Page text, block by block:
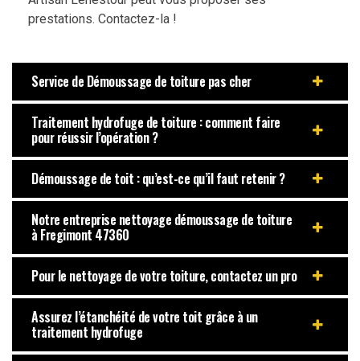
prestations. Contactez-la !
Service de Démoussage de toiture pas cher
Traitement hydrofuge de toiture : comment faire
pour réussir l’opération ?
Démoussage de toit : qu’est-ce qu’il faut retenir ?
Notre entreprise nettoyage démoussage de toiture
à Fregimont 47360
Pour le nettoyage de votre toiture, contactez un pro
Assurez l’étanchéité de votre toit grâce à un
traitement hydrofuge